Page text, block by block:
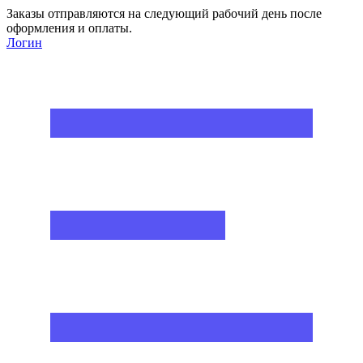
Заказы отправляются на следующий рабочий день после
оформления и оплаты.
Логин